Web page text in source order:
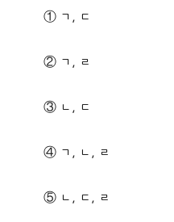
① ㄱ, ㄷ
② ㄱ, ㄹ
③ ㄴ, ㄷ
④ ㄱ, ㄴ, ㄹ
⑤ ㄴ, ㄷ, ㄹ